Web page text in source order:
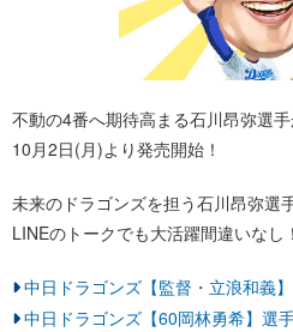
不動の4番へ期待高まる石川昂弥選
10月2日(月)より発売開始！
未来のドラゴンズを担う石川昂弥選
LINEのトークでも大活躍間違いなし！
中日ドラゴンズ【監督・立浪和義
中日ドラゴンズ【60岡林勇希】選